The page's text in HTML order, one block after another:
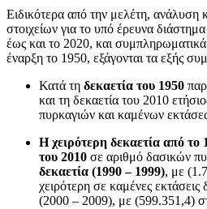
Ειδικότερα από την μελέτη, ανάλυση
στοιχείων για το υπό έρευνα
έως και το 2020, και
έναρξη το 1950, εξάγονται τα εξής
Κατά τη δεκαετία του 1950
και τη δεκαετία του 2010
πυρκαγιών και καμένων
Η χειρότερη δεκαετία από το
του 2010 σε αριθμό δασικών
δεκαετία (1990 – 1999), με
χειρότερη σε καμένες εκτάσεις
(2000 – 2009), με (599.351,4)